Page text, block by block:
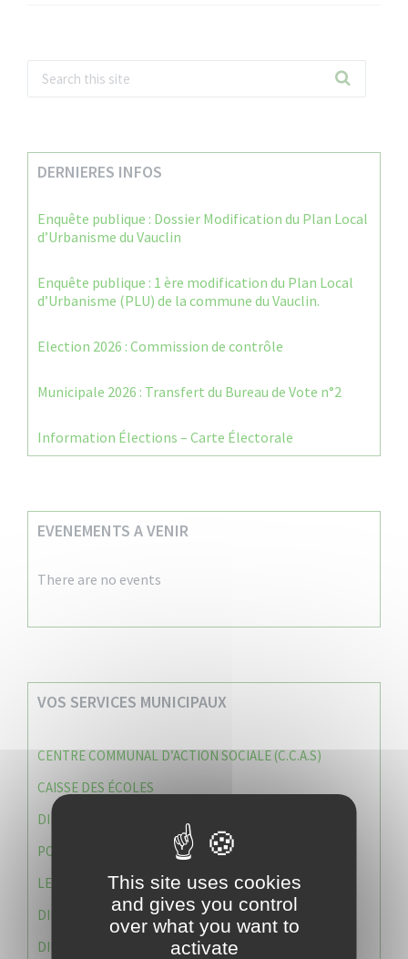
DERNIERES INFOS
Enquête publique : Dossier Modification du Plan Local
d’Urbanisme du Vauclin
Enquête publique : 1 ère modification du Plan Local
d’Urbanisme (PLU) de la commune du Vauclin.
Election 2026 : Commission de contrôle
Municipale 2026 : Transfert du Bureau de Vote n°2
Information Élections – Carte Électorale
EVENEMENTS A VENIR
There are no events
VOS SERVICES MUNICIPAUX
CENTRE COMMUNAL D’ACTION SOCIALE (C.C.A.S)
CAISSE DES ÉCOLES
DIRECTION DES SERVICES TECHNIQUES
POLICE MUNICIPALE
LE CABINET DU MAIRE
DIRECTION DES RESSOURCES ET MOYENS
DIRECTION DU DEVELLOPPEMENT URBAIN DURABL
This site uses cookies
and gives you control
over what you want to
activate